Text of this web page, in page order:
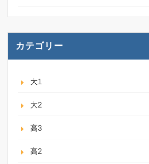
カテゴリー
大1
大2
高3
高2